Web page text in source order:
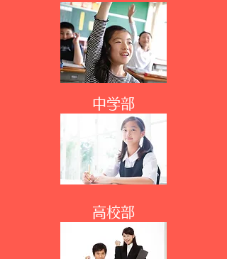
​​中学部
​​高校部